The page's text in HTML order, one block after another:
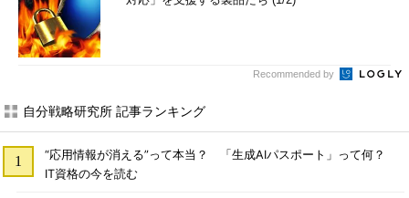
Recommended by
自分戦略研究所 記事ランキング
“応用情報が消える”って本当？ 「生成AIパスポート」って何？
IT資格の今を読む